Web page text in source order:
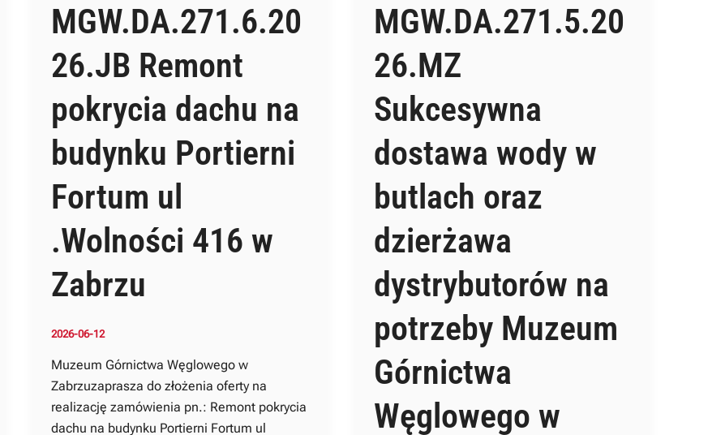
MGW.DA.271.6.20
26.JB Remont
pokrycia dachu na
budynku Portierni
Fortum ul
.Wolności 416 w
Zabrzu
2026-06-12
Muzeum Górnictwa Węglowego w
Zabrzuzaprasza do złożenia oferty na
realizację zamówienia pn.: Remont pokrycia
dachu na budynku Portierni Fortum ul
MGW.DA.271.5.20
26.MZ
Sukcesywna
dostawa wody w
butlach oraz
dzierżawa
dystrybutorów na
potrzeby Muzeum
Górnictwa
Węglowego w